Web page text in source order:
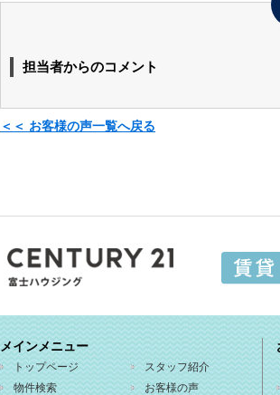
担当者からのコメント
＜＜ お客様の声一覧へ戻る
メインメニュー
トップページ
物件検索
スタッフ紹介
お客様の声